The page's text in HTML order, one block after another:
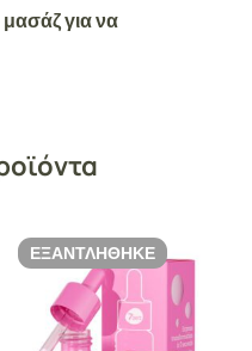
για να
ΕΞΑΝΤΛΉΘΗΚΕ